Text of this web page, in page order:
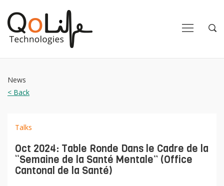
News
< Back
Talks
Oct 2024: Table Ronde Dans le Cadre de la
“Semaine de la Santé Mentale” (Office
Cantonal de la Santé)